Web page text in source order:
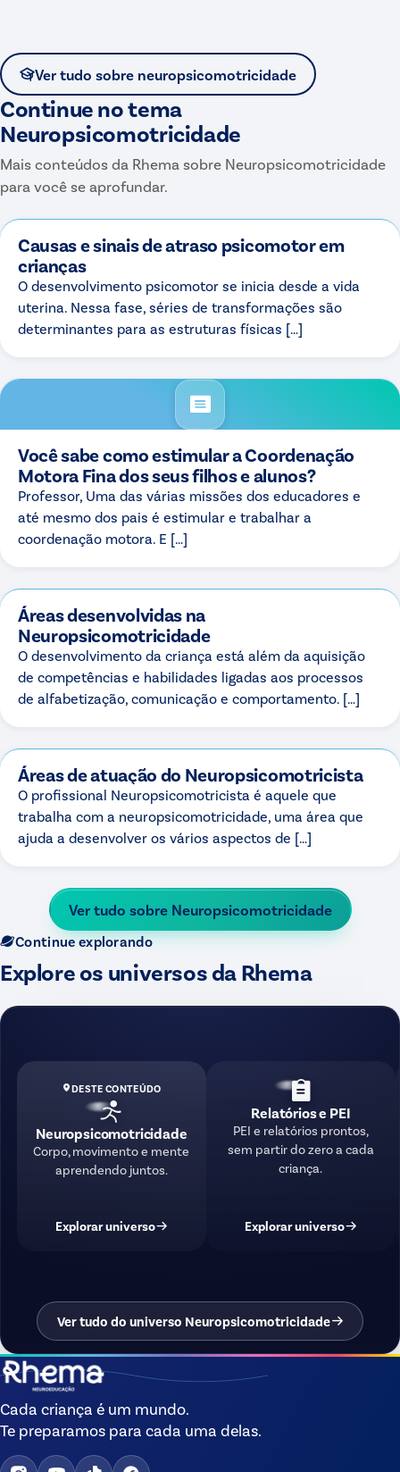
Ver tudo sobre neuropsicomotricidade
Continue no tema
Neuropsicomotricidade
Mais conteúdos da Rhema sobre Neuropsicomotricidade
para você se aprofundar.
Causas e sinais de atraso psicomotor em
crianças
O desenvolvimento psicomotor se inicia desde a vida
uterina. Nessa fase, séries de transformações são
determinantes para as estruturas físicas […]
Você sabe como estimular a Coordenação
Motora Fina dos seus filhos e alunos?
Professor, Uma das várias missões dos educadores e
até mesmo dos pais é estimular e trabalhar a
coordenação motora. E […]
Áreas desenvolvidas na
Neuropsicomotricidade
O desenvolvimento da criança está além da aquisição
de competências e habilidades ligadas aos processos
de alfabetização, comunicação e comportamento. […]
Áreas de atuação do Neuropsicomotricista
O profissional Neuropsicomotricista é aquele que
trabalha com a neuropsicomotricidade, uma área que
ajuda a desenvolver os vários aspectos de […]
Ver tudo sobre Neuropsicomotricidade
Continue explorando
Explore os universos da Rhema
DESTE CONTEÚDO
Neuropsicomotricidade
Corpo, movimento e mente
aprendendo juntos.
Explorar universo
Relatórios e PEI
PEI e relatórios prontos,
sem partir do zero a cada
criança.
Explorar universo
Ver tudo do universo Neuropsicomotricidade
Cada criança é um mundo.
Te preparamos para cada uma delas.